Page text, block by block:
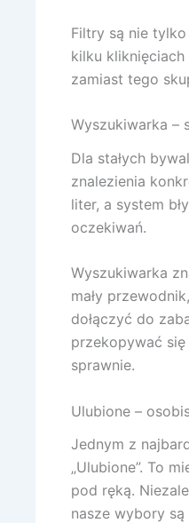
Filtry są nie
kilku
zamiast tego
Wyszukiwarka –
Dla stałych
znalezienia
liter, a system
oczekiwań.
Wyszukiwarka
mały
dołączyć do
przekopywać
sprawnie.
Ulubione –
Jednym z
„Ulubione”. To
pod ręką.
nasze wybory